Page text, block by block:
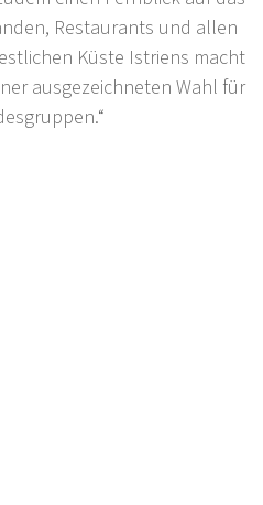
Restaurants und allen
Küste Istriens macht
ausgezeichneten Wahl für
istrisches Dorf
nur wenige Autominuten
eine großartige
Tar gibt es Restaurants,
Radwege, während
an der
leicht zu erreichen